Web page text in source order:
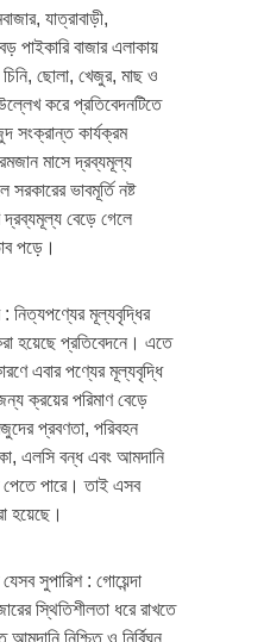
যাত্রাবাড়ী,
পাইকারি বাজার এলাকায়
ছোলা, খেজুর, মাছ ও
করে প্রতিবেদনটিতে
সংক্রান্ত কার্যক্রম
মাসে দ্রব্যমূল্য
সরকারের ভাবমূর্তি নষ্ট
বেড়ে গেলে
পড়ে।
: নিত্যপণ্যের মূল্যবৃদ্ধির
হয়েছে প্রতিবেদনে। এতে
এবার পণ্যের মূল্যবৃদ্ধি
ক্রয়ের পরিমাণ বেড়ে
প্রবণতা, পরিবহন
এলসি বন্ধ এবং আমদানি
পেতে পারে। তাই এসব
হয়েছে।
সুপারিশ : গোয়েন্দা
স্থিতিশীলতা ধরে রাখতে